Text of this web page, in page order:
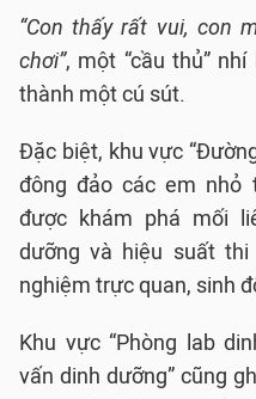
“Con thấy rất vui, con
chơi”, một “cầu thủ”
thành một cú sút.
Đặc biệt, khu vực
đông đảo các em nhỏ
được khám phá mối
dưỡng và hiệu suất
nghiệm trực quan, sinh
Khu vực “Phòng lab
vấn dinh dưỡng” cũng